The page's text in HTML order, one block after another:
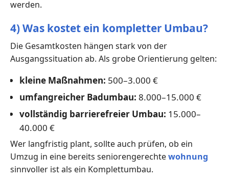
werden.
4) Was kostet ein kompletter Umbau?
Die Gesamtkosten hängen stark von der
Ausgangssituation ab. Als grobe Orientierung gelten:
kleine Maßnahmen: 500–3.000 €
umfangreicher Badumbau: 8.000–15.000 €
vollständig barrierefreier Umbau: 15.000–
40.000 €
Wer langfristig plant, sollte auch prüfen, ob ein
Umzug in eine bereits seniorengerechtewohnung
sinnvoller ist als ein Komplettumbau.